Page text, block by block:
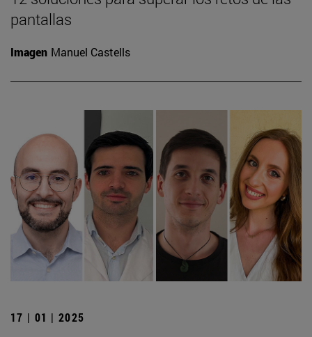
pantallas
Imagen Manuel Castells
17 | 01 | 2025